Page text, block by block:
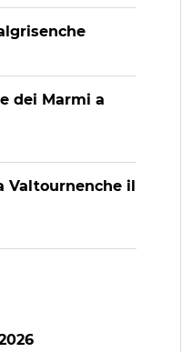
dei Marmi a
Valtournenche il